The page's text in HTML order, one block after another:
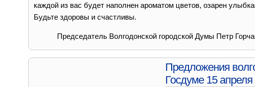
каждой из вас будет наполнен ароматом цветов, озарен
Будьте здоровы и счастливы.
Председатель Волгодонской городской Думы Петр
Предложения
Госдуме 15 апреля